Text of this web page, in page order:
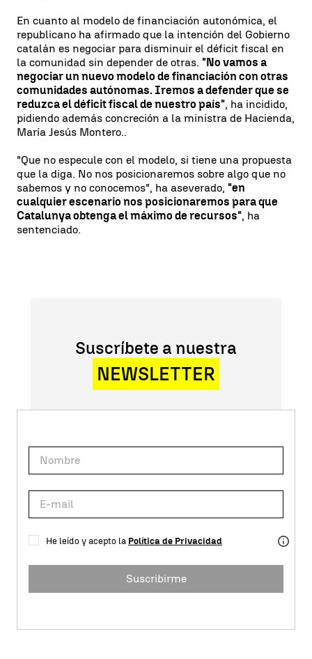
En cuanto al modelo de financiación autonómica, el
republicano ha afirmado que la intención del Gobierno
catalán es negociar para disminuir el déficit fiscal en
la comunidad sin depender de otras. "No vamos a
negociar un nuevo modelo de financiación con otras
comunidades autónomas. Iremos a defender que se
reduzca el déficit fiscal de nuestro país", ha incidido,
pidiendo además concreción a la ministra de Hacienda,
María Jesús Montero..
"Que no especule con el modelo, si tiene una propuesta
que la diga. No nos posicionaremos sobre algo que no
sabemos y no conocemos", ha aseverado, "en
cualquier escenario nos posicionaremos para que
Catalunya obtenga el máximo de recursos", ha
sentenciado.
Suscríbete a nuestra
NEWSLETTER
He leído y acepto la Política de Privacidad
Suscribirme